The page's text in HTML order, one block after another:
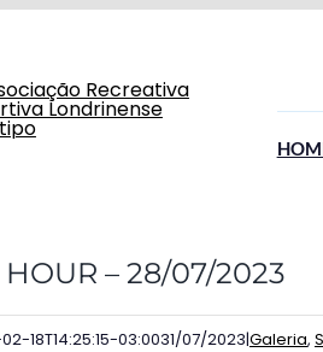
HOUR – 28/07/2023
18T14:25:15-03:0031/07/2023|Galeria,